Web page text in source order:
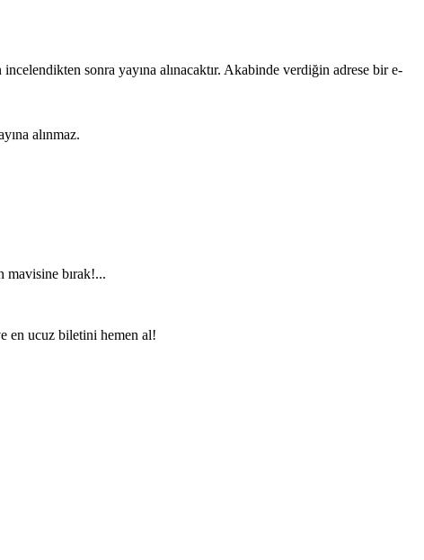
sonra yayına alınacaktır. Akabinde verdiğin adrese bir e-
alınmaz.
mavisine bırak!...
en ucuz biletini hemen al!